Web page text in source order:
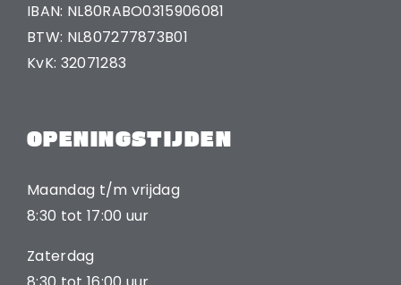
IBAN: NL80RABO0315906081
BTW: NL807277873B01
KvK: 32071283
OPENINGSTIJDEN
Maandag t/m vrijdag
8:30 tot 17:00 uur
Zaterdag